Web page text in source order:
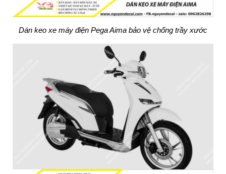
Dán keo xe máy điện Pega Aima bảo vệ chống trầy xước